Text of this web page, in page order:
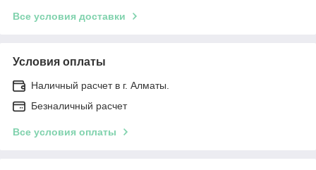
Все условия доставки
Условия оплаты
Наличный расчет в г. Алматы.
Безналичный расчет
Все условия оплаты